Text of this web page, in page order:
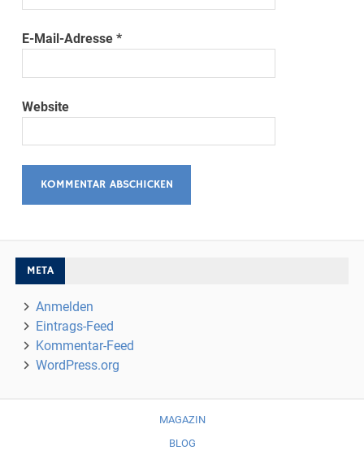
E-Mail-Adresse*
Website
META
Anmelden
Eintrags-Feed
Kommentar-Feed
WordPress.org
MAGAZIN
BLOG